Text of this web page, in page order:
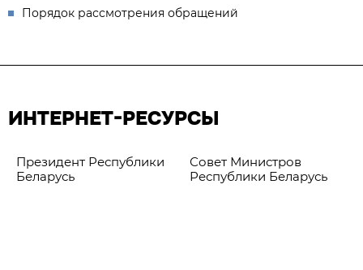
Порядок рассмотрения обращений
ИНТЕРНЕТ-РЕСУРСЫ
Президент Республики
Беларусь
Совет Министров
Республики Беларусь